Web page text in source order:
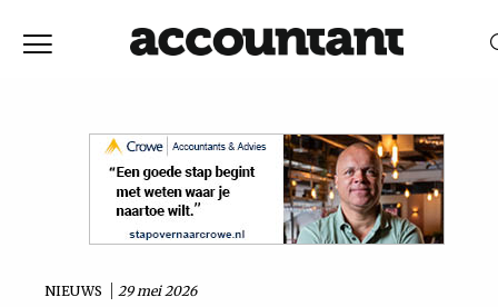
Vaktechniek
NIEUWS 29 mei 2026
RELEVANTIEDATUM